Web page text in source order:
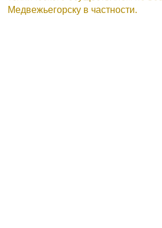
Медвежьегорску в частности.